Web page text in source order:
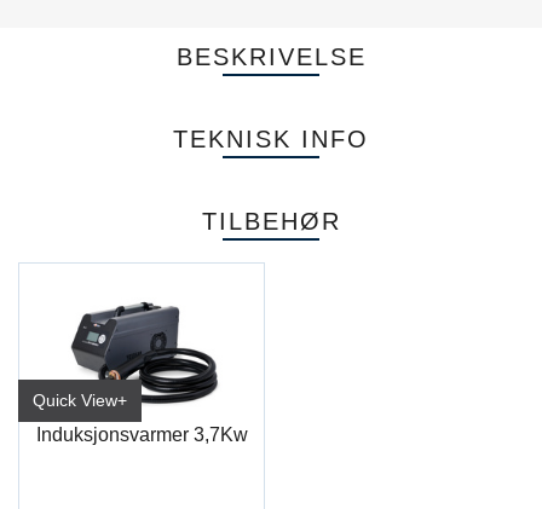
BESKRIVELSE
TEKNISK INFO
TILBEHØR
Quick View+
Induksjonsvarmer 3,7Kw